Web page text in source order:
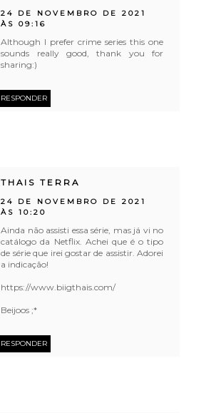
24 DE NOVEMBRO DE 2021
ÀS 09:16
Although I prefer crime series this one
sounds really good, thank you for
sharing:)
RESPONDER
THAIS TERRA
24 DE NOVEMBRO DE 2021
ÀS 10:20
Ainda não assisti essa série, mas já vi no
catálogo da Netflix. Achei que é o tipo
de série que irei gostar de assistir. Adorei
a indicação!
https://www.biigthais.com/
Beijoos ;*
RESPONDER